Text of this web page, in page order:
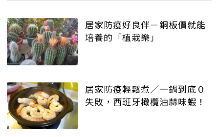
居家防疫好良伴－銅板價就能
培養的「植栽樂」
居家防疫輕鬆煮／一鍋到底０
失敗，西班牙橄欖油蒜味蝦！